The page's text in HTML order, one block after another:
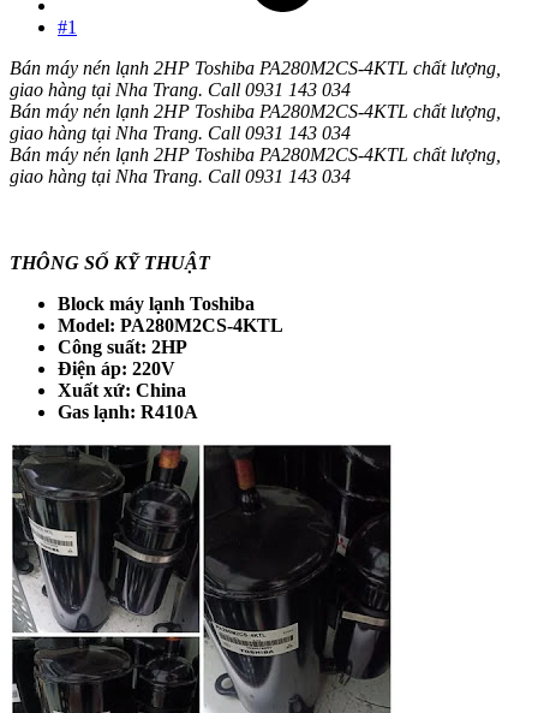
#1
Bán máy nén lạnh 2HP Toshiba PA280M2CS-4KTL chất lượng,
giao hàng tại Nha Trang. Call 0931 143 034
Bán máy nén lạnh 2HP Toshiba PA280M2CS-4KTL chất lượng,
giao hàng tại Nha Trang. Call 0931 143 034
Bán máy nén lạnh 2HP Toshiba PA280M2CS-4KTL chất lượng,
giao hàng tại Nha Trang. Call 0931 143 034
THÔNG SỐ KỸ THUẬT
Block máy lạnh Toshiba
Model: PA280M2CS-4KTL
Công suất: 2HP
Điện áp: 220V
Xuất xứ: China
Gas lạnh: R410A